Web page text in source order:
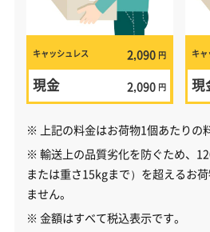
キャッシュレス 2,090 円
現金 2,090 円
キャ
現
※ 上記の料金はお荷物1個あたりの
※ 輸送上の品質劣化を防ぐため、
または重さ15kgまで）を超えるお
ません。
※ 金額はすべて税込表示です。